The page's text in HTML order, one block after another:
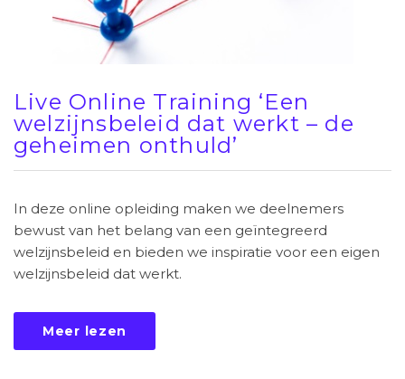
Live Online Training ‘Een
welzijnsbeleid dat werkt – de
geheimen onthuld’
In deze online opleiding maken we deelnemers
bewust van het belang van een geïntegreerd
welzijnsbeleid en bieden we inspiratie voor een eigen
welzijnsbeleid dat werkt.
Meer lezen